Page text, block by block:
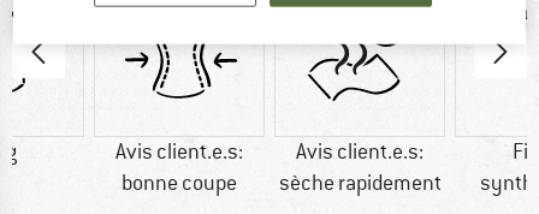
g
Avis client.e.s:
bonne coupe
Avis client.e.s:
sèche rapidement